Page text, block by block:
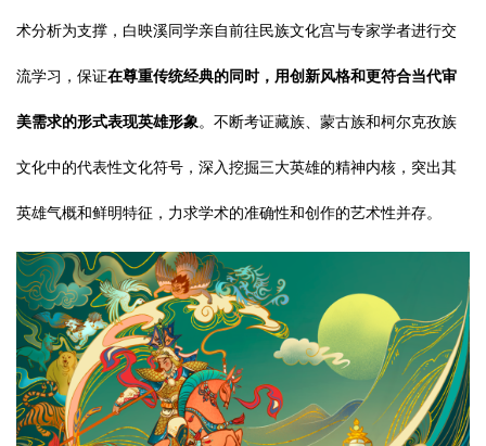
术分析为支撑，白映溪同学亲自前往民族文化宫与专家学者进行交
流学习，保证在尊重传统经典的同时，用创新风格和更符合当代审
美需求的形式表现英雄形象。不断考证藏族、蒙古族和柯尔克孜族
文化中的代表性文化符号，深入挖掘三大英雄的精神内核，突出其
英雄气概和鲜明特征，力求学术的准确性和创作的艺术性并存。